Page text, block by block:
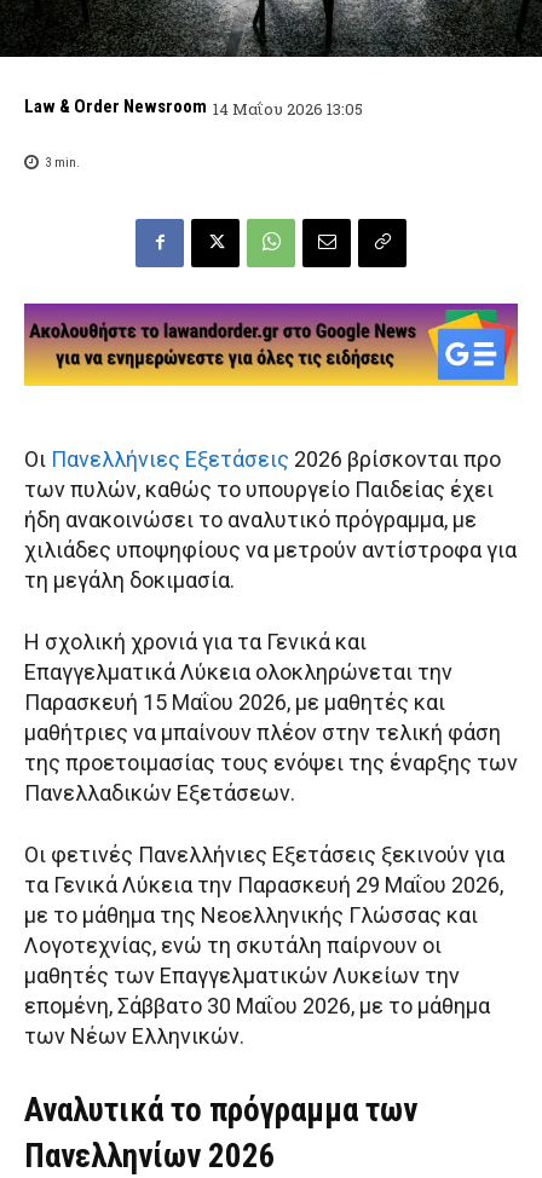
Law & Order Newsroom 14 Μαΐου 2026 13:05
3 min.
Οι Πανελλήνιες Εξετάσεις 2026 βρίσκονται προ
των πυλών, καθώς το υπουργείο Παιδείας έχει
ήδη ανακοινώσει το αναλυτικό πρόγραμμα, με
χιλιάδες υποψηφίους να μετρούν αντίστροφα για
τη μεγάλη δοκιμασία.
Η σχολική χρονιά για τα Γενικά και
Επαγγελματικά Λύκεια ολοκληρώνεται την
Παρασκευή 15 Μαΐου 2026, με μαθητές και
μαθήτριες να μπαίνουν πλέον στην τελική φάση
της προετοιμασίας τους ενόψει της έναρξης των
Πανελλαδικών Εξετάσεων.
Οι φετινές Πανελλήνιες Εξετάσεις ξεκινούν για
τα Γενικά Λύκεια την Παρασκευή 29 Μαΐου 2026,
με το μάθημα της Νεοελληνικής Γλώσσας και
Λογοτεχνίας, ενώ τη σκυτάλη παίρνουν οι
μαθητές των Επαγγελματικών Λυκείων την
επομένη, Σάββατο 30 Μαΐου 2026, με το μάθημα
των Νέων Ελληνικών.
Αναλυτικά το πρόγραμμα των
Πανελληνίων 2026